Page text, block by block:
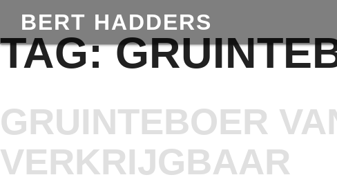
BERT HADDERS
TAG:
GRUINTEBOER
VERKRIJGBAAR